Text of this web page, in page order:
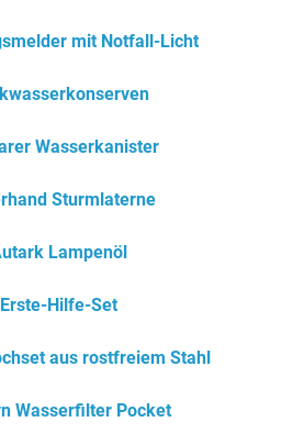
mit Notfall-Licht
Wasserkanister
Sturmlaterne
Lampenöl
Erste-Hilfe-Set
aus rostfreiem Stahl
Wasserfilter Pocket